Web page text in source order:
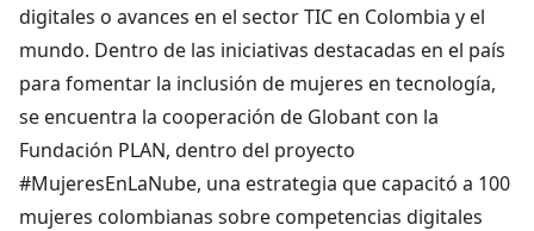
digitales o avances en el sector TIC en Colombia y el
mundo. Dentro de las iniciativas destacadas en el país
para fomentar la inclusión de mujeres en tecnología,
se encuentra la cooperación de Globant con la
Fundación PLAN, dentro del proyecto
#MujeresEnLaNube, una estrategia que capacitó a 100
mujeres colombianas sobre competencias digitales